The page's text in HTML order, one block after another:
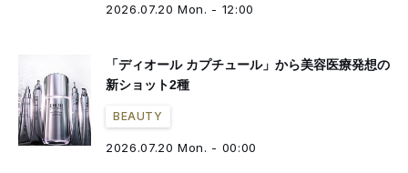
2026.07.20 Mon. - 12:00
「ディオール カプチュール」から美容医療発想の
新ショット2種
BEAUTY
2026.07.20 Mon. - 00:00